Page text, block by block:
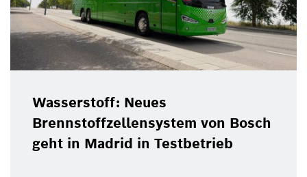
Wasserstoff: Neues
Brennstoffzellensystem von Bosch
geht in Madrid in Testbetrieb